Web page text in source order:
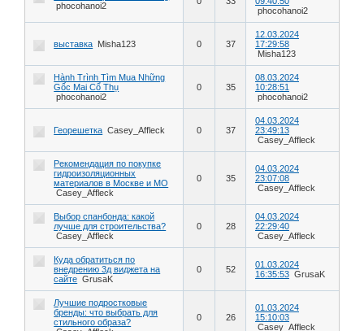
phocohanoi2
phocohanoi2
выставкa Misha123 0 37
12.03.2024
17:29:58
Misha123
Hành Trình Tìm Mua Những
Gốc Mai Cổ Thụ
phocohanoi2
0 35
08.03.2024
10:28:51
phocohanoi2
Георешетка Casey_Affleck 0 37
04.03.2024
23:49:13
Casey_Affleck
Рекомендация по покупке
гидроизоляционных
материалов в Москве и МО
Casey_Affleck
0 35
04.03.2024
23:07:08
Casey_Affleck
Выбор спанбонда: какой
лучше для строительства?
Casey_Affleck
0 28
04.03.2024
22:29:40
Casey_Affleck
Куда обратиться по
внедрению 3д виджета на
сайте GrusaK
0 52
01.03.2024
16:35:53 GrusaK
Лучшие подростковые
бренды: что выбрать для
стильного образа?
0 26
01.03.2024
15:10:03
Casey_Affleck